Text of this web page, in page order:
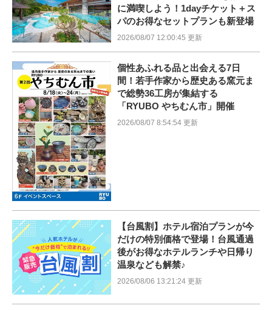
に満喫しよう！1dayチケット＋ス
パのお得なセットプランも新登場
2026/08/07 12:00:45 更新
個性あふれる品と出会える7日
間！若手作家から歴史ある窯元ま
で総勢36工房が集結する
「RYUBO やちむん市」開催
2026/08/07 8:54:54 更新
【台風割】ホテル宿泊プランが今
だけの特別価格で登場！台風通過
後がお得なホテルランチや日帰り
温泉なども解禁♪
2026/08/06 13:21:24 更新